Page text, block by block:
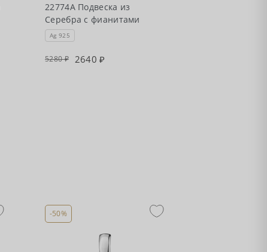
22774А Подвеска из
Серебра с фианитами
Ag 925
5280 2640
-50%